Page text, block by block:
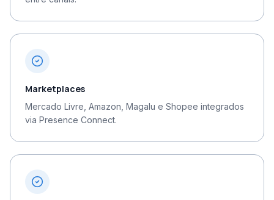
Marketplaces
Mercado Livre, Amazon, Magalu e Shopee integrados
via Presence Connect.